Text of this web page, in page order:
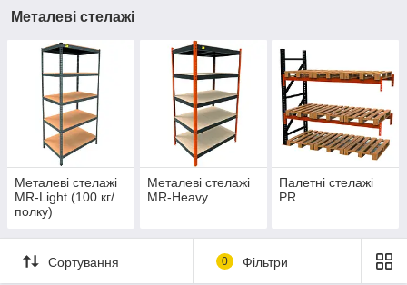
Металеві стелажі
Металеві стелажі
MR-Light (100 кг/
полку)
Металеві стелажі
MR-Heavy
Палетні стелажі
PR
Сортування 0 Фільтри